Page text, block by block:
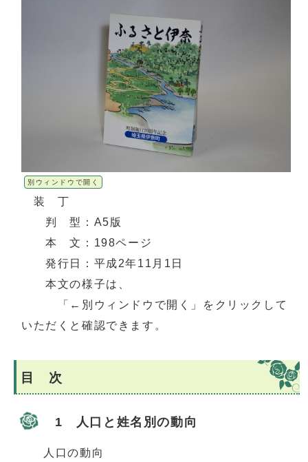
別ウィンドウで開く
装 丁
判 型：A5版
本 文：198ページ
発行日：平成2年11月1日
本文の様子は、
「←別ウィンドウで開く」をクリックして
いただくと確認できます。
目 次
1 人口と姓名別の動向
人口の動向